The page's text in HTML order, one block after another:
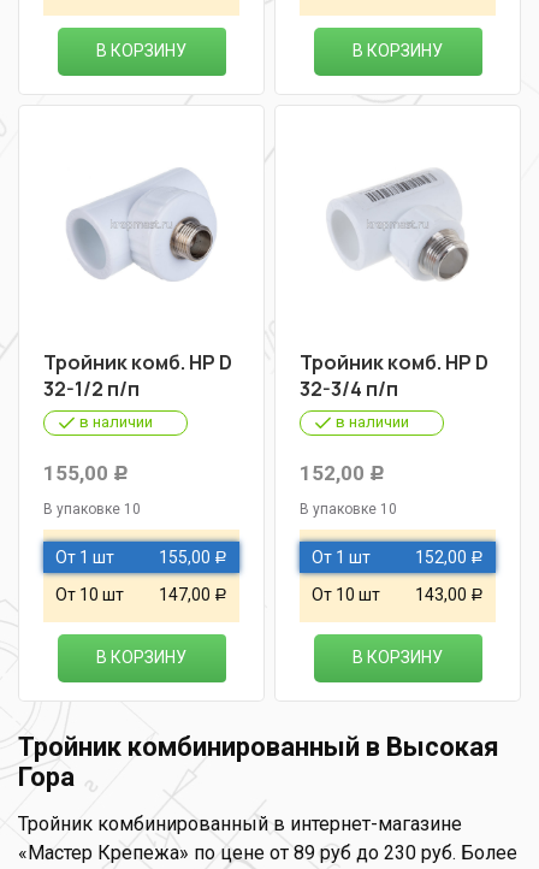
В КОРЗИНУ В КОРЗИНУ
Тройник комб. НР D
32-1/2 п/п
в наличии
155,00 Р
В упаковке 10
От 1 шт 155,00 Р
От 10 шт 147,00 Р
В КОРЗИНУ
Тройник комб. НР D
32-3/4 п/п
в наличии
152,00 Р
В упаковке 10
От 1 шт 152,00 Р
От 10 шт 143,00 Р
В КОРЗИНУ
Тройник комбинированный в Высокая
Гора
Тройник комбинированный в интернет-магазине
«Мастер Крепежа» по цене от 89 руб до 230 руб. Более